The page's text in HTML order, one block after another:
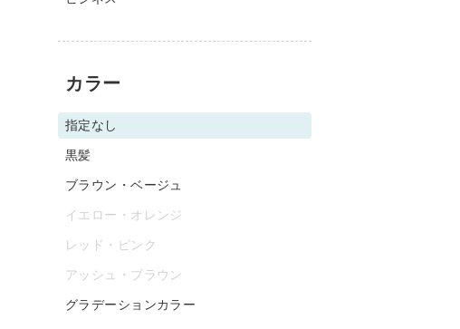
カラー
指定なし
黒髪
ブラウン・ベージュ
イエロー・オレンジ
レッド・ピンク
アッシュ・ブラウン
グラデーションカラー